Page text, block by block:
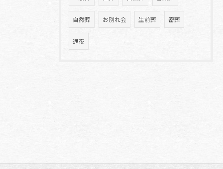
自然葬 お別れ会 生前葬 密葬
通夜